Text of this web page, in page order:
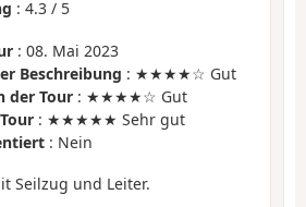
: 4.3 / 5
: 08. Mai 2023
Beschreibung : ★★★★☆ Gut
der Tour : ★★★★☆ Gut
: ★★★★★ Sehr gut
: Nein
Seilzug und Leiter.